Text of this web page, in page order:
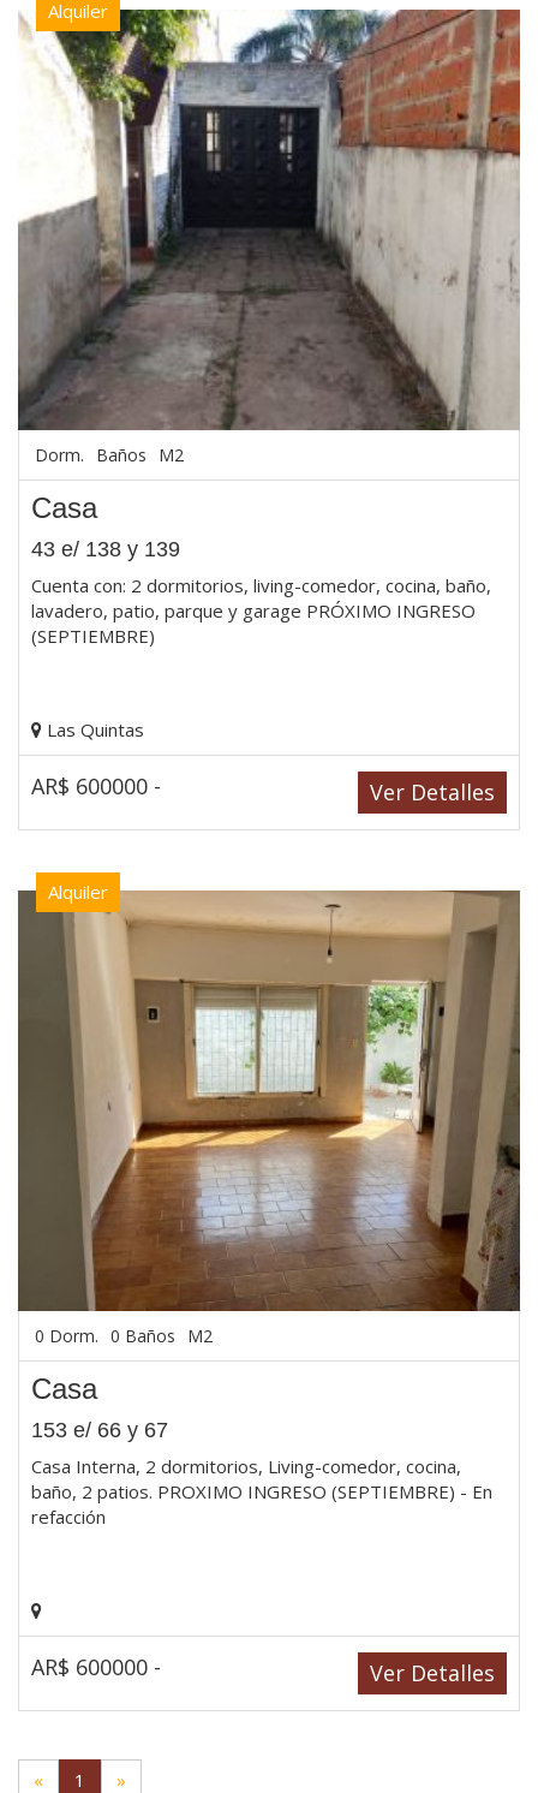
Alquiler
Dorm. Baños M2
Casa
43 e/ 138 y 139
Cuenta con: 2 dormitorios, living-comedor, cocina, baño,
lavadero, patio, parque y garage PRÓXIMO INGRESO
(SEPTIEMBRE)
Las Quintas
AR$ 600000 - Ver Detalles
Alquiler
0 Dorm. 0 Baños M2
Casa
153 e/ 66 y 67
Casa Interna, 2 dormitorios, Living-comedor, cocina,
baño, 2 patios. PROXIMO INGRESO (SEPTIEMBRE) - En
refacción
AR$ 600000 - Ver Detalles
« 1 »